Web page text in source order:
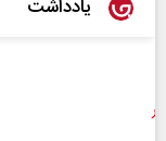
یادداشت